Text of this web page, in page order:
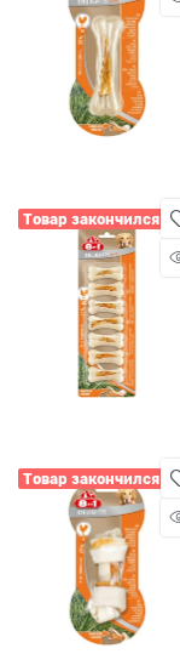
Товар закончился
Товар закончился